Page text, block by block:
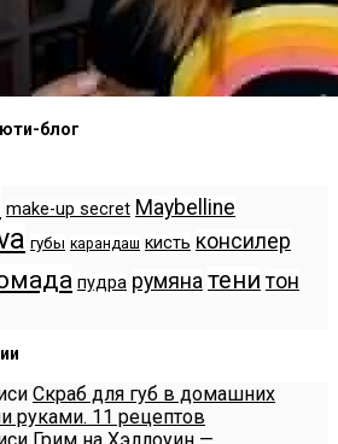
блог
make-up secret Maybelline
губы карандаш кисть консилер
пудра румяна тени тон
Скраб для губ в домашних
руками. 11 рецептов
Грим на Хэллоуин —